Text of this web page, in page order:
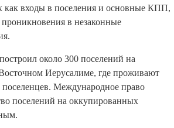
как входы в поселения и основные КПП,
в незаконные
около 300 поселений на
Иерусалиме, где проживают
поселенцев. Международное право
поселений на оккупированных